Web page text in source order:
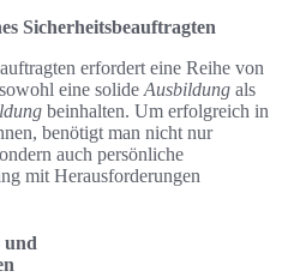
Sicherheitsbeauftragten
erfordert eine Reihe von
eine solide Ausbildung als
beinhalten. Um erfolgreich in
benötigt man nicht nur
auch persönliche
mit Herausforderungen
und